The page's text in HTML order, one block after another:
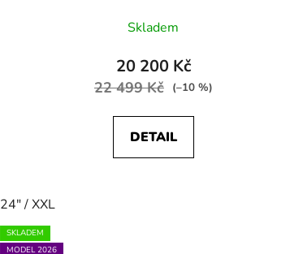
Skladem
20 200 Kč
22 499 Kč (–10 %)
DETAIL
24" / XXL
SKLADEM
MODEL 2026